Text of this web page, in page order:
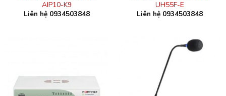
AIP10-K9
Liên hệ 0934503848
UH55F-E
Liên hệ 0934503848